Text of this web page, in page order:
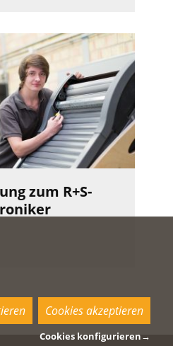
zum R+S-
Cookies akzeptieren
Cookies konfigurieren→